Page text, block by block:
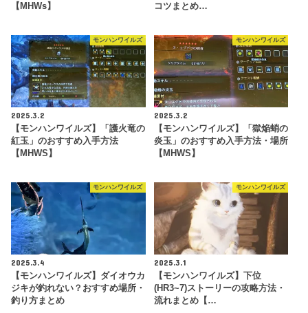
【MHWs】
コツまとめ…
モンハンワイルズ
2025.3.2
【モンハンワイルズ】「護火竜の
紅玉」のおすすめ入手方法
【MHWS】
モンハンワイルズ
2025.3.2
【モンハンワイルズ】「獄焔蛸の
炎玉」のおすすめ入手方法・場所
【MHWS】
モンハンワイルズ
2025.3.4
【モンハンワイルズ】ダイオウカ
ジキが釣れない？おすすめ場所・
釣り方まとめ
モンハンワイルズ
2025.3.1
【モンハンワイルズ】下位
(HR3~7)ストーリーの攻略方法・
流れまとめ【…